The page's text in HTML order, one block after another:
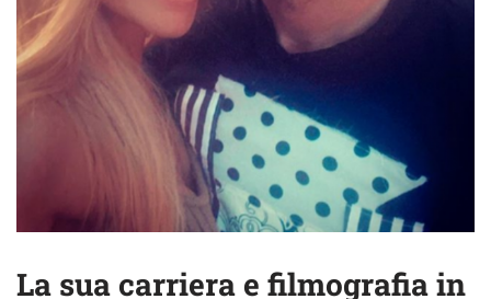
La sua carriera e filmografia in